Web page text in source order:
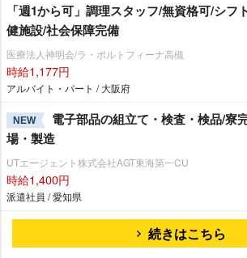
「週1から可」調理スタッフ/無資格可/シフ
健施設/社会保障完備
医療法人神明会/ラ・ポルトフィーナ高槻
時給1,177円
アルバイト・パート / 大阪府
NEW
電子部品の組立て・検査・検品/寮
場・製造
UTエージェント株式会社AGT東海第一CU
時給1,400円
派遣社員 / 愛知県
続きはこちら